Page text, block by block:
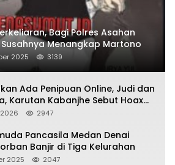
Bagi Polres Asahan
Susahnya Menangkap Martono
2025 3139
Ada Penipuan Online, Judi dan
Karutan Kabanjhe Sebut Hoax
Tak Beryanggungjawab
2947
Pancasila Medan Denai
Banjir di Tiga Kelurahan
2025 2047